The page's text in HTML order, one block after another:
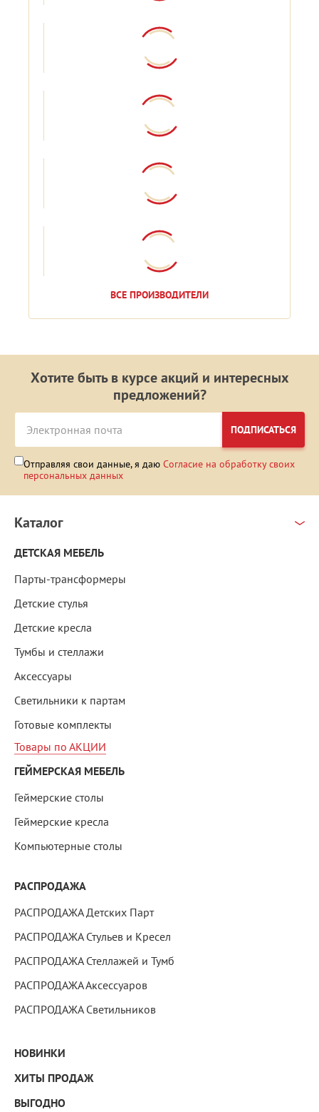
ВСЕ ПРОИЗВОДИТЕЛИ
Хотите быть в курсе акций и интересных
предложений?
ПОДПИСАТЬСЯ
Отправляя свои данные, я даю Согласие на обработку своих
персональных данных
Каталог
ДЕТСКАЯ МЕБЕЛЬ
Парты-трансформеры
Детские стулья
Детские кресла
Тумбы и стеллажи
Аксессуары
Светильники к партам
Готовые комплекты
Товары по АКЦИИ
ГЕЙМЕРСКАЯ МЕБЕЛЬ
Геймерские столы
Геймерские кресла
Компьютерные столы
РАСПРОДАЖА
РАСПРОДАЖА Детских Парт
РАСПРОДАЖА Стульев и Кресел
РАСПРОДАЖА Стеллажей и Тумб
РАСПРОДАЖА Аксессуаров
РАСПРОДАЖА Светильников
НОВИНКИ
ХИТЫ ПРОДАЖ
ВЫГОДНО